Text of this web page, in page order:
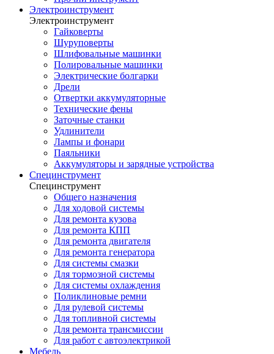
Электроинструмент
Электроинструмент
Гайковерты
Шуруповерты
Шлифовальные машинки
Полировальные машинки
Электрические болгарки
Дрели
Отвертки аккумуляторные
Технические фены
Заточные станки
Удлинители
Лампы и фонари
Паяльники
Аккумуляторы и зарядные устройства
Специнструмент
Специнструмент
Общего назначения
Для ходовой системы
Для ремонта кузова
Для ремонта КПП
Для ремонта двигателя
Для ремонта генератора
Для системы смазки
Для тормозной системы
Для системы охлаждения
Поликлиновые ремни
Для рулевой системы
Для топливной системы
Для ремонта трансмиссии
Для работ с автоэлектрикой
Мебель